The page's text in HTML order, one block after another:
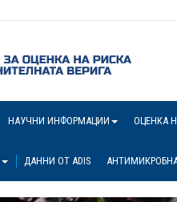
НАУЧНИ ИНФОРМАЦИИ ОЦЕНКА
ДАННИ ОТ ADIS